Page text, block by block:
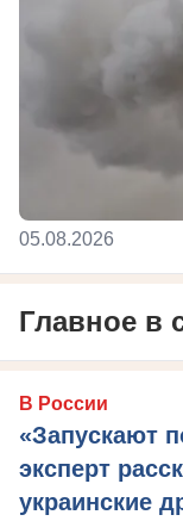
05.08.2026
Главное в
В России
«Запускают
эксперт
украинские